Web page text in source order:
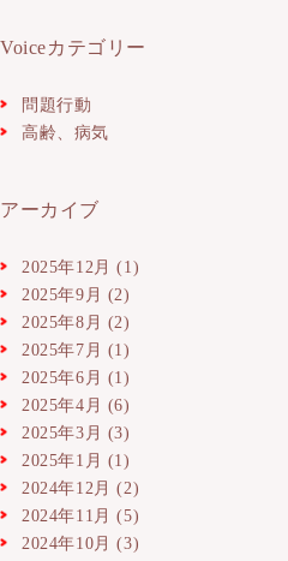
Voiceカテゴリー
問題行動
高齢、病気
アーカイブ
2025年12月 (1)
2025年9月 (2)
2025年8月 (2)
2025年7月 (1)
2025年6月 (1)
2025年4月 (6)
2025年3月 (3)
2025年1月 (1)
2024年12月 (2)
2024年11月 (5)
2024年10月 (3)